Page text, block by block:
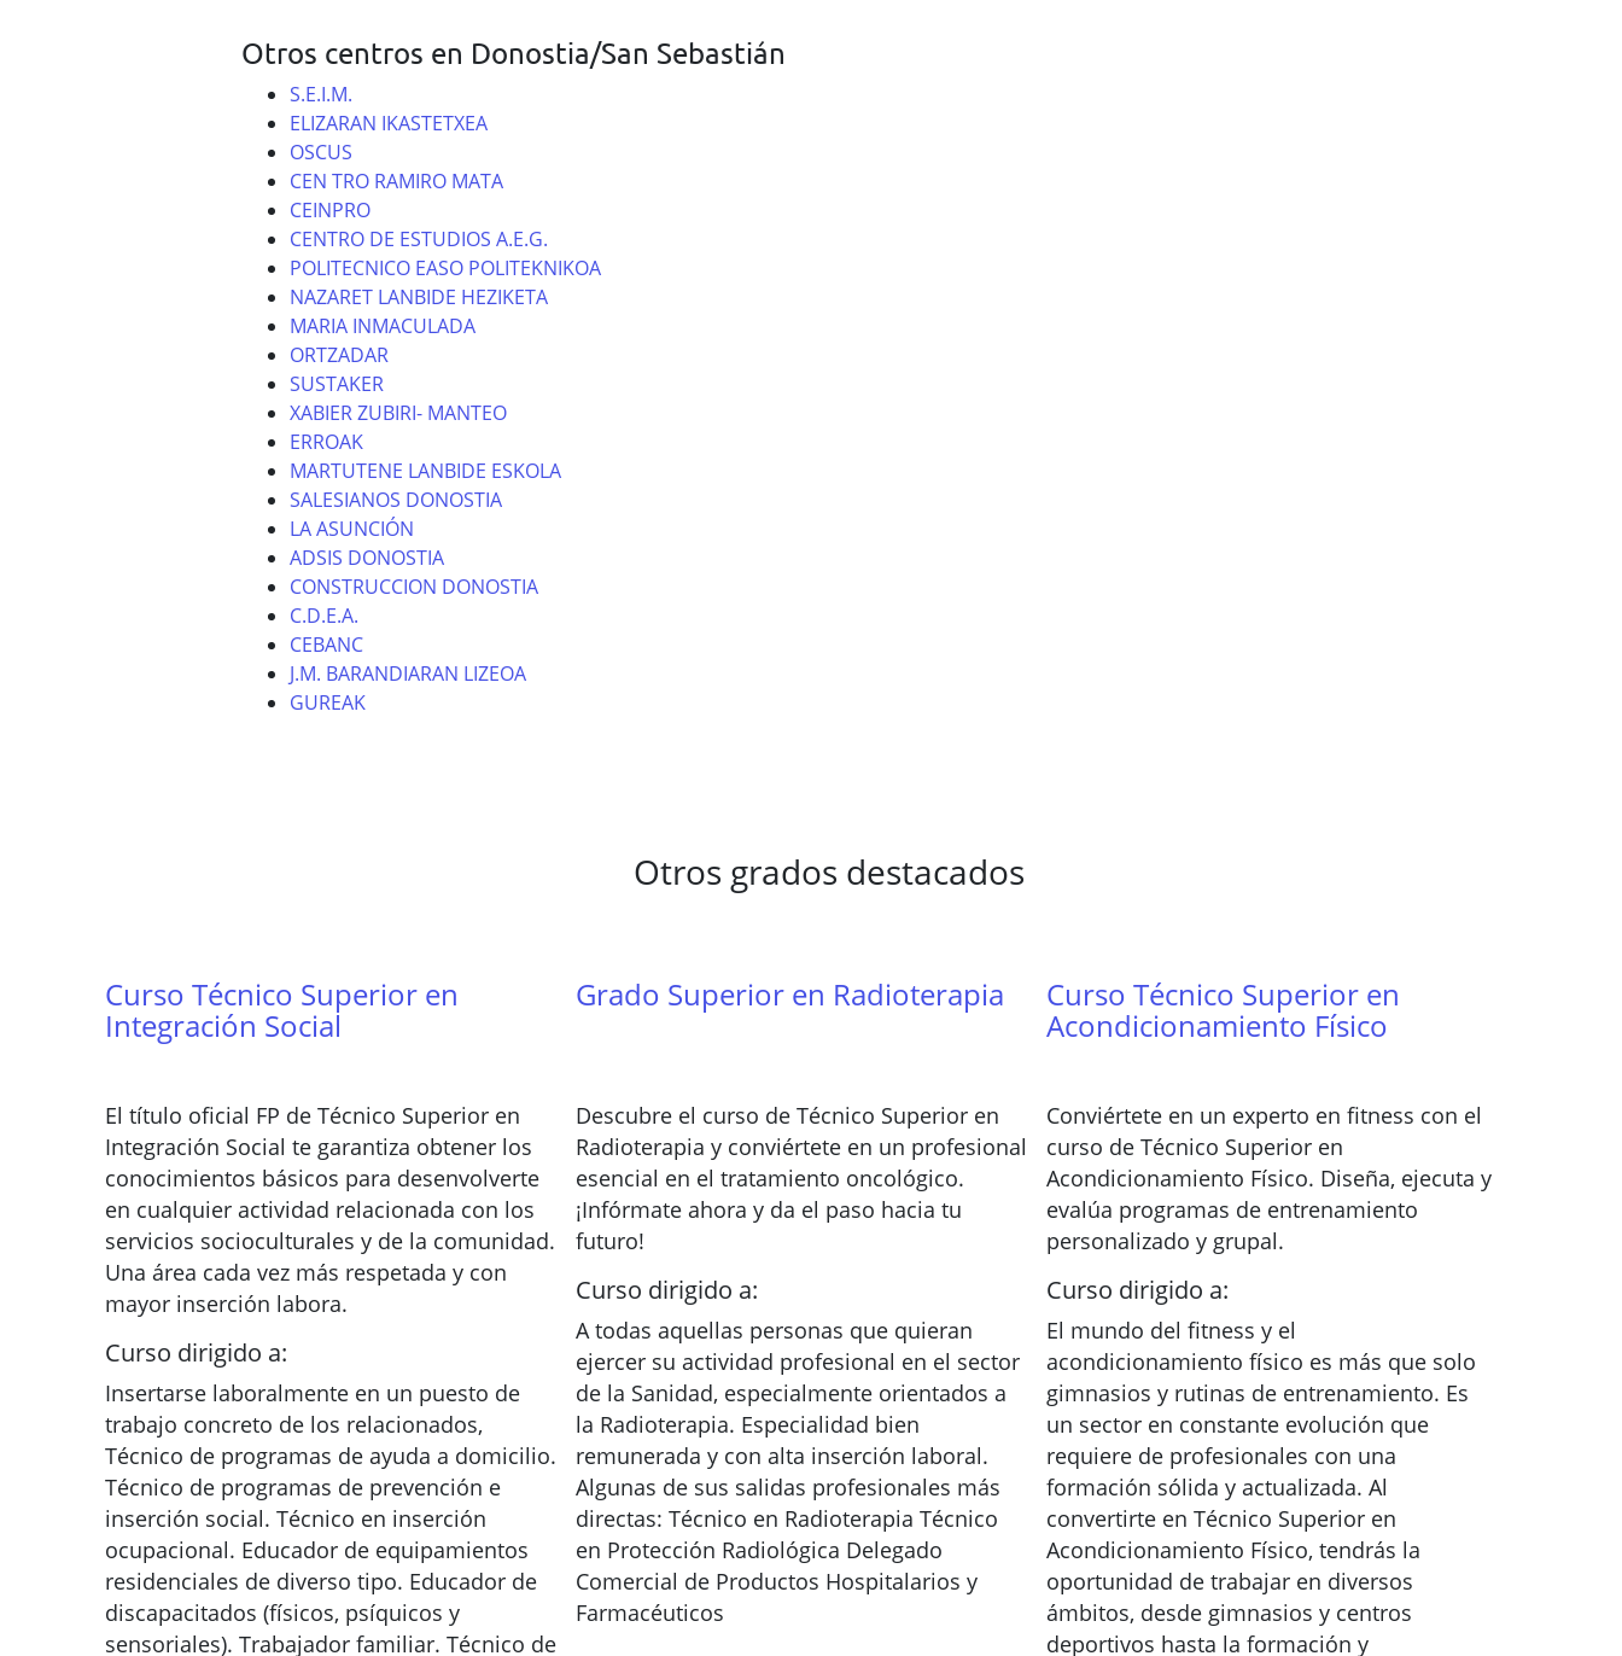
Otros centros en Donostia/San Sebastián
S.E.I.M.
ELIZARAN IKASTETXEA
OSCUS
CEN TRO RAMIRO MATA
CEINPRO
CENTRO DE ESTUDIOS A.E.G.
POLITECNICO EASO POLITEKNIKOA
NAZARET LANBIDE HEZIKETA
MARIA INMACULADA
ORTZADAR
SUSTAKER
XABIER ZUBIRI- MANTEO
ERROAK
MARTUTENE LANBIDE ESKOLA
SALESIANOS DONOSTIA
LA ASUNCIÓN
ADSIS DONOSTIA
CONSTRUCCION DONOSTIA
C.D.E.A.
CEBANC
J.M. BARANDIARAN LIZEOA
GUREAK
Otros grados destacados
Curso Técnico Superior en
Integración Social
El título oficial FP de Técnico Superior en
Integración Social te garantiza obtener los
conocimientos básicos para desenvolverte
en cualquier actividad relacionada con los
servicios socioculturales y de la comunidad.
Una área cada vez más respetada y con
mayor inserción labora.
Curso dirigido a:
Insertarse laboralmente en un puesto de
trabajo concreto de los relacionados,
Técnico de programas de ayuda a domicilio.
Técnico de programas de prevención e
inserción social. Técnico en inserción
ocupacional. Educador de equipamientos
residenciales de diverso tipo. Educador de
discapacitados (físicos, psíquicos y
sensoriales). Trabajador familiar. Técnico de
Grado Superior en Radioterapia
Descubre el curso de Técnico Superior en
Radioterapia y conviértete en un profesional
esencial en el tratamiento oncológico.
¡Infórmate ahora y da el paso hacia tu
futuro!
Curso dirigido a:
A todas aquellas personas que quieran
ejercer su actividad profesional en el sector
de la Sanidad, especialmente orientados a
la Radioterapia. Especialidad bien
remunerada y con alta inserción laboral.
Algunas de sus salidas profesionales más
directas: Técnico en Radioterapia Técnico
en Protección Radiológica Delegado
Comercial de Productos Hospitalarios y
Farmacéuticos
Curso Técnico Superior en
Acondicionamiento Físico
Conviértete en un experto en fitness con el
curso de Técnico Superior en
Acondicionamiento Físico. Diseña, ejecuta y
evalúa programas de entrenamiento
personalizado y grupal.
Curso dirigido a:
El mundo del fitness y el
acondicionamiento físico es más que solo
gimnasios y rutinas de entrenamiento. Es
un sector en constante evolución que
requiere de profesionales con una
formación sólida y actualizada. Al
convertirte en Técnico Superior en
Acondicionamiento Físico, tendrás la
oportunidad de trabajar en diversos
ámbitos, desde gimnasios y centros
deportivos hasta la formación y